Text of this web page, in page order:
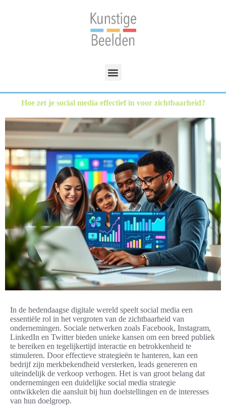
Hoe zet je social media effectief in voor zichtbaarheid?
In de hedendaagse digitale wereld speelt social media een
essentiële rol in het vergroten van de zichtbaarheid van
ondernemingen. Sociale netwerken zoals Facebook, Instagram,
LinkedIn en Twitter bieden unieke kansen om een breed publiek
te bereiken en tegelijkertijd interactie en betrokkenheid te
stimuleren. Door effectieve strategieën te hanteren, kan een
bedrijf zijn merkbekendheid versterken, leads genereren en
uiteindelijk de verkoop verhogen. Het is van groot belang dat
ondernemingen een duidelijke social media strategie
ontwikkelen die aansluit bij hun doelstellingen en de interesses
van hun doelgroep.